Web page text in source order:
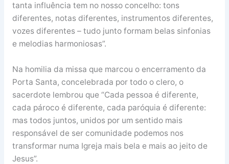
tanta influência tem no nosso concelho: tons
diferentes, notas diferentes, instrumentos diferentes,
vozes diferentes – tudo junto formam belas sinfonias
e melodias harmoniosas”.
Na homilia da missa que marcou o encerramento da
Porta Santa, concelebrada por todo o clero, o
sacerdote lembrou que “Cada pessoa é diferente,
cada pároco é diferente, cada paróquia é diferente:
mas todos juntos, unidos por um sentido mais
responsável de ser comunidade podemos nos
transformar numa Igreja mais bela e mais ao jeito de
Jesus”.